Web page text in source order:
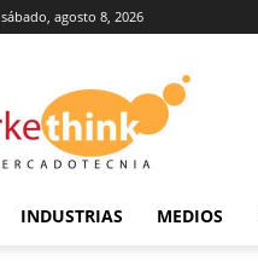
sábado, agosto 8, 2026
Markethink
INDUSTRIAS MEDIOS